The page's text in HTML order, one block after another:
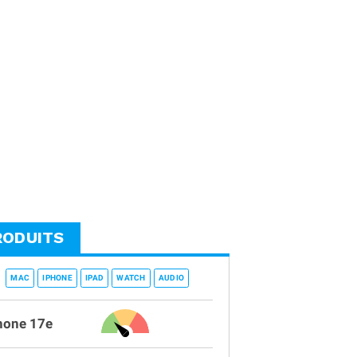
MAC IPHONE IPAD WATCH AUDIO
17e